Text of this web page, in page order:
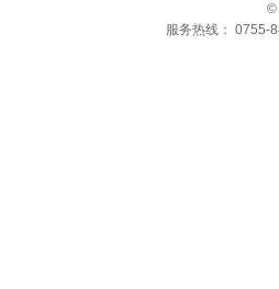
©
服务热线： 0755-